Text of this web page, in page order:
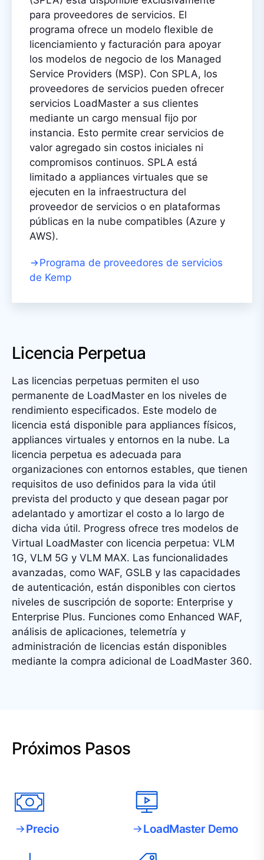
para proveedores de servicios. El
programa ofrece un modelo flexible de
licenciamiento y facturación para apoyar
los modelos de negocio de los Managed
Service Providers (MSP). Con SPLA, los
proveedores de servicios pueden ofrecer
servicios LoadMaster a sus clientes
mediante un cargo mensual fijo por
instancia. Esto permite crear servicios de
valor agregado sin costos iniciales ni
compromisos continuos. SPLA está
limitado a appliances virtuales que se
ejecuten en la infraestructura del
proveedor de servicios o en plataformas
públicas en la nube compatibles (Azure y
AWS).
Programa de proveedores de servicios
de Kemp
Licencia Perpetua
Las licencias perpetuas permiten el uso
permanente de LoadMaster en los niveles de
rendimiento especificados. Este modelo de
licencia está disponible para appliances físicos,
appliances virtuales y entornos en la nube. La
licencia perpetua es adecuada para
organizaciones con entornos estables, que tienen
requisitos de uso definidos para la vida útil
prevista del producto y que desean pagar por
adelantado y amortizar el costo a lo largo de
dicha vida útil. Progress ofrece tres modelos de
Virtual LoadMaster con licencia perpetua: VLM
1G, VLM 5G y VLM MAX. Las funcionalidades
avanzadas, como WAF, GSLB y las capacidades
de autenticación, están disponibles con ciertos
niveles de suscripción de soporte: Enterprise y
Enterprise Plus. Funciones como Enhanced WAF,
análisis de aplicaciones, telemetría y
administración de licencias están disponibles
mediante la compra adicional de LoadMaster 360.
Próximos Pasos
Precio LoadMaster Demo